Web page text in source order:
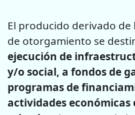
El producido derivado de
de otorgamiento se
ejecución de
y/o social, a fondos de
programas de
actividades económicas